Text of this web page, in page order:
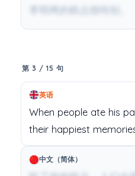
李明烤的糕点很特别。
第 3 / 15 句
英语
When people ate his
their happiest
中文（简体）